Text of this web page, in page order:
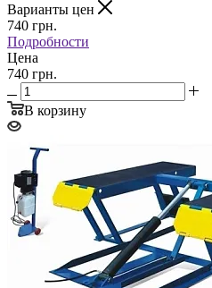
Варианты цен
740 грн.
Подробности
Цена
740 грн.
В корзину